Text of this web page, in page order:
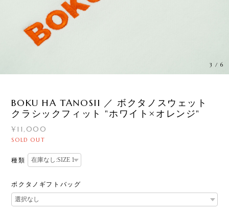
3 /6
BOKU HA TANOSII ／ ボクタノスウェット
クラシックフィット "ホワイト×オレンジ"
¥11,000
SOLD OUT
種類
ボクタノギフトバッグ